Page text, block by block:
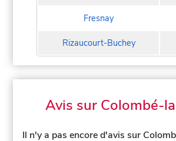
Fresnay
Rizaucourt-Buchey
Avis sur Colombé-
Il n'y a pas encore d'avis sur